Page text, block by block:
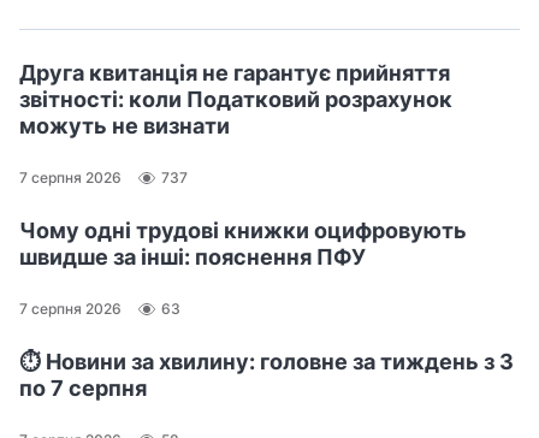
Друга квитанція не гарантує прийняття
звітності: коли Податковий розрахунок
можуть не визнати
7 серпня 2026 737
Чому одні трудові книжки оцифровують
швидше за інші: пояснення ПФУ
7 серпня 2026 63
⏱️ Новини за хвилину: головне за тиждень з 3
по 7 серпня